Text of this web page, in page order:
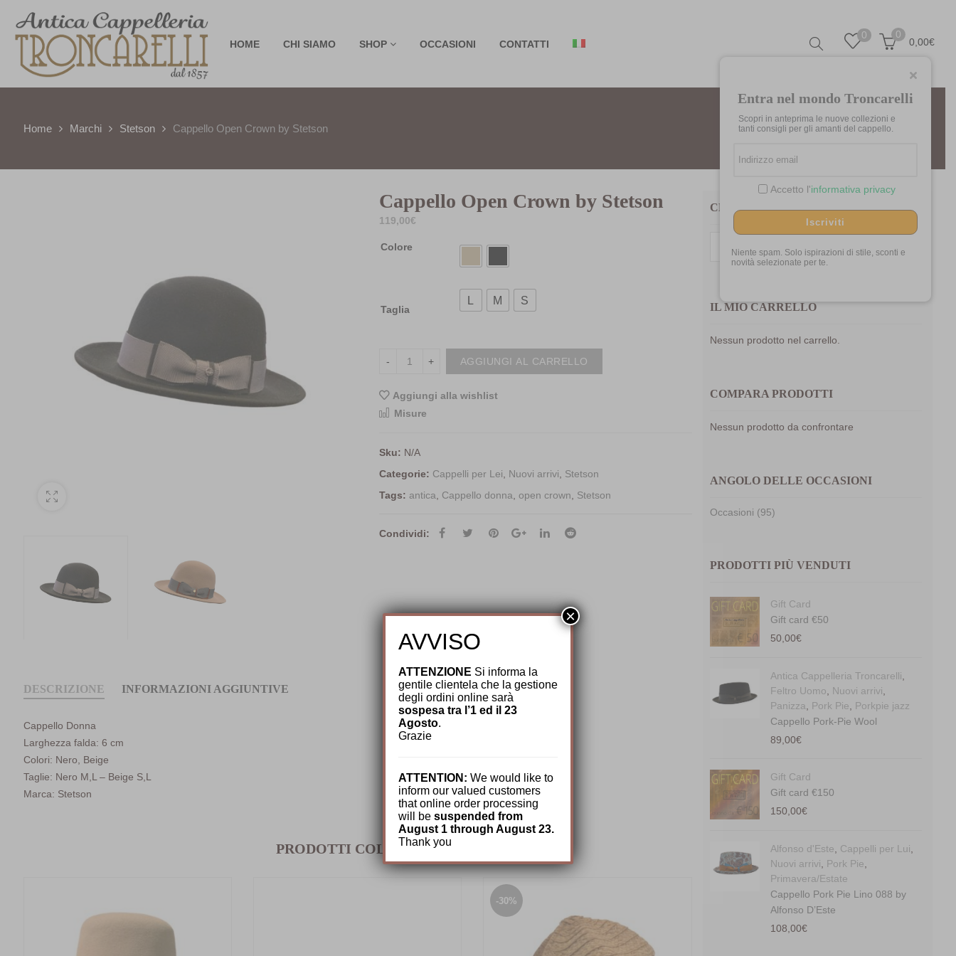
Entra nel mondo Troncarelli
Scopri in anteprima le nuove collezioni e
tanti consigli per gli amanti del cappello.
Accetto l'informativa privacy
Iscriviti
Niente spam. Solo ispirazioni di stile, sconti e
novità selezionate per te.
HOME CHI SIAMO SHOP OCCASIONI CONTATTI
0 0
0,00€
Home Marchi Stetson Cappello Open Crown by Stetson
Cappello Open Crown by Stetson
119,00€
Colore
Taglia
M S
AGGIUNGI AL CARRELLO
Aggiungi alla wishlist
Misure
Sku: N/A
Categorie: Cappelli per Lei Nuovi arrivi
Stetson
Tags: antica Cappello donna open crown Stetson
Condividi:
DESCRIZIONE INFORMAZIONI AGGIUNTIVE
Cappello Donna
Larghezza falda: 6 cm
Colori: Nero, Beige
Taglie: Nero M,L – Beige S,L
Marca: Stetson
PRODOTTI COLLEGATI
-30%
CERCA TRA I NOSTRI PRODOTTI
IL MIO CARRELLO
Nessun prodotto nel carrello.
COMPARA PRODOTTI
Nessun prodotto da confrontare
ANGOLO DELLE OCCASIONI
Occasioni (95)
PRODOTTI PIÙ VENDUTI
Gift Card
Gift card €50
50,00€
Antica Cappelleria Troncarelli,
Feltro Uomo, Nuovi arrivi,
Panizza, Pork Pie, Porkpie jazz
Cappello Pork-Pie Wool
89,00€
Gift Card
Gift card €150
150,00€
Alfonso d'Este, Cappelli per Lui,
Nuovi arrivi, Pork Pie,
Primavera/Estate
Cappello Pork Pie Lino 088 by
Alfonso D’Este
108,00€
AVVISO
ATTENZIONE Si informa la
gentile clientela che la gestione
degli ordini online sarà
sospesa tra l’1 ed il 23
Agosto.
Grazie
ATTENTION: We would like to
inform our valued customers
that online order processing
will be suspended from
August 1 through August 23.
Thank you
×